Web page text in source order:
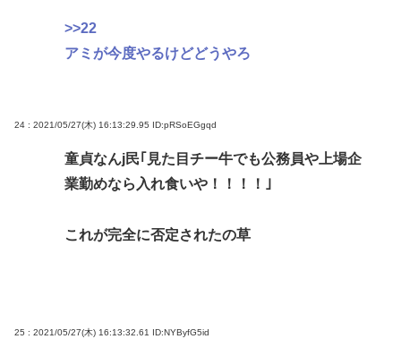
>>22
アミが今度やるけどどうやろ
24 : 2021/05/27(木) 16:13:29.95 ID:pRSoEGgqd
童貞なんj民｢見た目チー牛でも公務員や上場企
業勤めなら入れ食いや！！！！｣
これが完全に否定されたの草
25 : 2021/05/27(木) 16:13:32.61 ID:NYByfG5id